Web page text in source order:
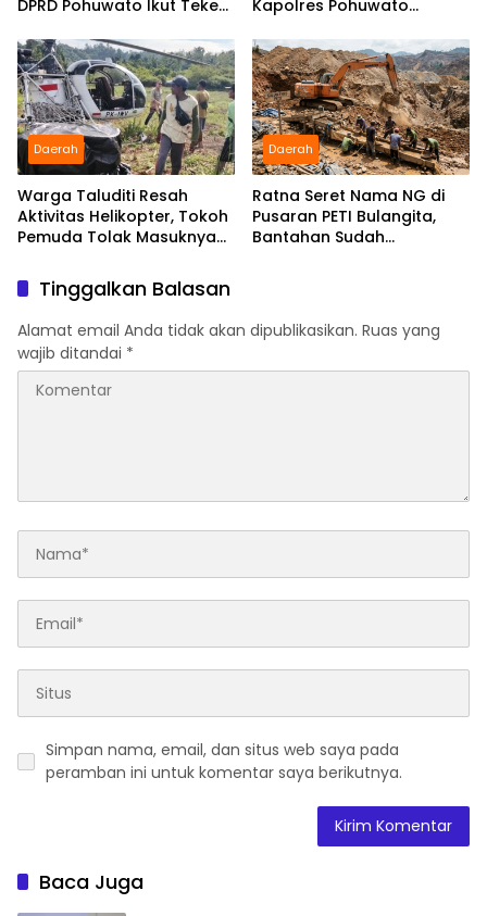
DPRD Pohuwato Ikut Teken
Kapolres Pohuwato
Temukan Speedboat
Hilang
Daerah
Warga Taluditi Resah
Aktivitas Helikopter, Tokoh
Pemuda Tolak Masuknya
Daerah
Ratna Seret Nama NG di
Pusaran PETI Bulangita,
Bantahan Sudah
Tinggalkan Balasan
Alamat email Anda tidak akan dipublikasikan. Ruas yang
wajib ditandai *
Simpan nama, email, dan situs web saya pada
peramban ini untuk komentar saya berikutnya.
Baca Juga